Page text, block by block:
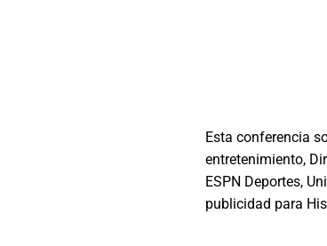
Esta conferencia
entretenimiento,
ESPN Deportes,
publicidad para